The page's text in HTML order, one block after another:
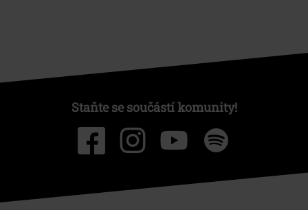
Staňte se součástí komunity!